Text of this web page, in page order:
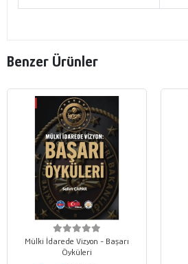
Benzer Ürünler
Mülki İdarede Vizyon - Başarı
Öyküleri